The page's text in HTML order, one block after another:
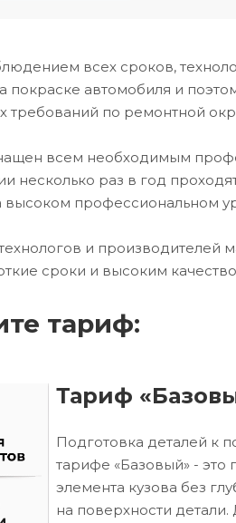
всех сроков,
покраске автомобиля и
требований по ремонтной
всем необходимым
несколько раз в год
профессиональном
и производителей
сроки и высоким
тариф:
Тариф
Подготовка деталей к
тарифе «Базовый» -
элемента кузова без
на поверхности